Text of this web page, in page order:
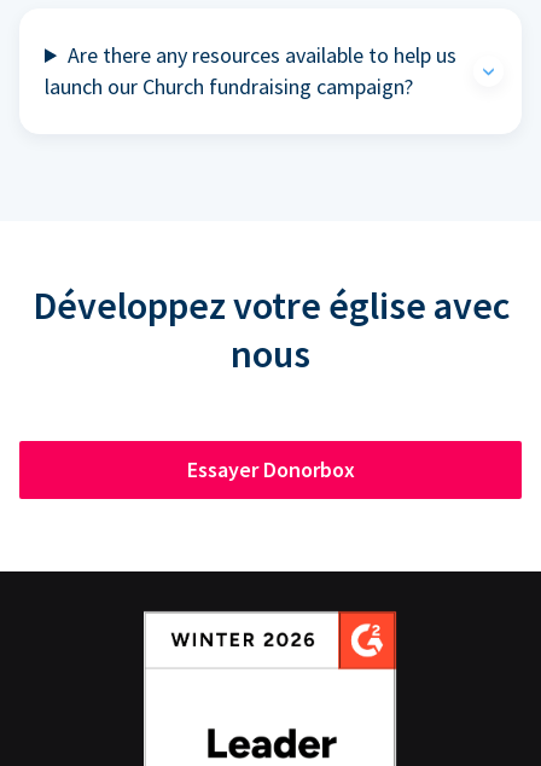
Are there any resources available to help us
launch our Church fundraising campaign?
Développez votre église avec
nous
Essayer Donorbox